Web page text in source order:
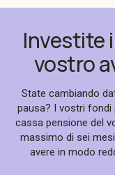
Investite
vostro
State cambiando
pausa? I vostri
cassa pensione del
massimo di sei
avere in modo